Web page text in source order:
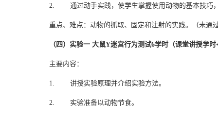
2. 通过动手实践，使学生掌握使用动物的基本技巧
重点、难点：动物的抓取、固定和注射的实践。（未通
（四）实验一 大鼠Y迷宫行为测试6学时（课堂讲授学
主要内容：
1. 讲授实验原理并介绍实验方法。
2. 实验准备以动物节食。